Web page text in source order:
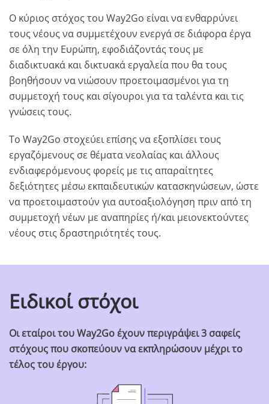
Ο κύριος στόχος του Way2Go είναι να ενθαρρύνει
τους νέους να συμμετέχουν ενεργά σε διάφορα έργα
σε όλη την Ευρώπη, εφοδιάζοντάς τους με
διαδικτυακά και δικτυακά εργαλεία που θα τους
βοηθήσουν να νιώσουν προετοιμασμένοι για τη
συμμετοχή τους και σίγουροι για τα ταλέντα και τις
γνώσεις τους.
Το Way2Go στοχεύει επίσης να εξοπλίσει τους
εργαζόμενους σε θέματα νεολαίας και άλλους
ενδιαφερόμενους φορείς με τις απαραίτητες
δεξιότητες μέσω εκπαιδευτικών κατασκηνώσεων, ώστε
να προετοιμαστούν για αυτοαξιολόγηση πριν από τη
συμμετοχή νέων με αναπηρίες ή/και μειονεκτούντες
νέους στις δραστηριότητές τους.
Ειδικοί στόχοι
Οι εταίροι του Way2Go έχουν περιγράψει 3 σαφείς
στόχους που σκοπεύουν να εκπληρώσουν μέχρι το
τέλος του έργου: